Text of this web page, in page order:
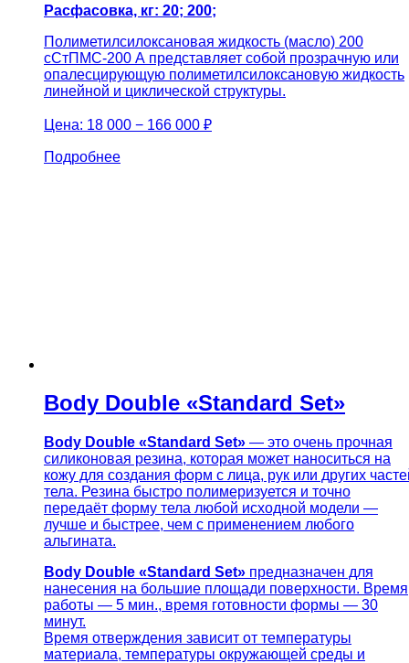
Расфасовка, кг: 20; 200;
Полиметилсилоксановая жидкость (масло) 200
сСтПМС-200 А представляет собой прозрачную или
опалесцирующую полиметилсилоксановую жидкость
линейной и циклической структуры.
Цена: 18 000 − 166 000 ₽
Подробнее
Body Double «Standard Set»
Body Double «Standard Set» — это очень прочная
силиконовая резина, которая может наноситься на
кожу для создания форм с лица, рук или других
тела. Резина быстро полимеризуется и точно
передаёт форму тела любой исходной модели —
лучше и быстрее, чем с применением любого
альгината.
Body Double «Standard Set» предназначен для
нанесения на большие площади поверхности. Время
работы — 5 мин., время готовности формы — 30
минут.
Время отверждения зависит от температуры
материала, температуры окружающей среды и